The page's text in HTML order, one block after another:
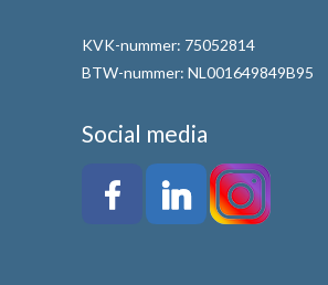
KVK-nummer: 75052814
BTW-nummer: NL001649849B95
Social media